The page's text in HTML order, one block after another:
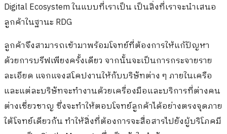
Digital Ecosystem ในแบบที่เราเป็น เป็นสิ่งที่เราจะนำเสนอ
ลูกค้าในฐานะ RDG
ลูกค้าจึงสามารถเข้ามาพร้อมโจทย์ที่ต้องการให้แก้ปัญหา
ด้วยการบรีฟเพียงครั้งเดียว จากนั้นจะเป็นการกระจายราย
ละเอียด แจกแจงสโคปงานให้กับบริษัทต่าง ๆ ภายในเครือ
และแต่ละบริษัทจะทำงานด้วยเครื่องมือและบริการที่ต่างคน
ต่างเชี่ยวชาญ ซึ่งจะทำให้ตอบโจทย์ลูกค้าได้อย่างตรงจุดภาย
ใต้โจทย์เดียวกัน ทำให้สิ่งที่ต้องการจะสื่อสารไปยังผู้บริโภคมี